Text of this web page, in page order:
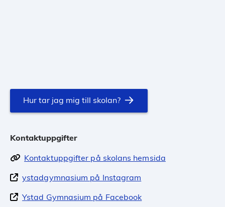
Hur tar jag mig till skolan?
Kontaktuppgifter
Kontaktuppgifter på skolans hemsida
ystadgymnasium på Instagram
Ystad Gymnasium på Facebook